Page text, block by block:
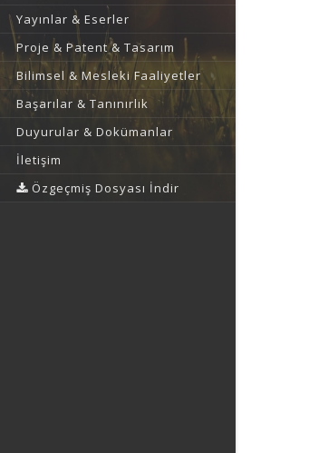
Yayınlar & Eserler
Proje & Patent & Tasarım
Bilimsel & Mesleki Faaliyetler
Başarılar & Tanınırlık
Duyurular & Dokümanlar
İletişim
Özgeçmiş Dosyası İndir